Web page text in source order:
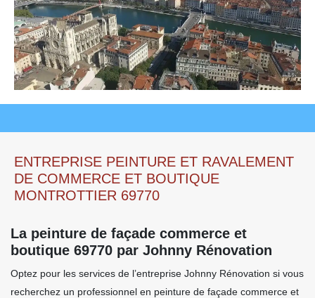
ENTREPRISE PEINTURE ET RAVALEMENT
DE COMMERCE ET BOUTIQUE
MONTROTTIER 69770
La peinture de façade commerce et
boutique 69770 par Johnny Rénovation
Optez pour les services de l’entreprise Johnny Rénovation si vous
recherchez un professionnel en peinture de façade commerce et